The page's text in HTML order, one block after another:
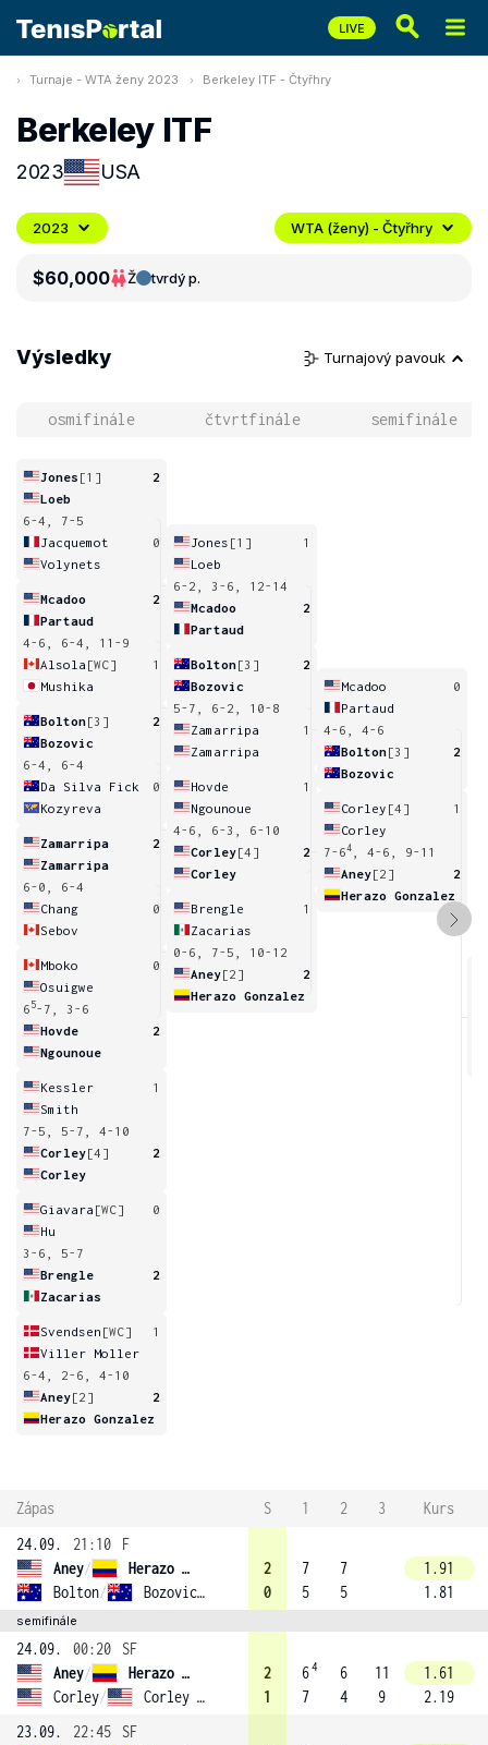
Turnaje - WTA ženy 2023 Berkeley ITF - Čtyřhry
Berkeley ITF
2023 USA
2023 WTA (ženy) - Čtyřhry
$60,000 Ž tvrdý p.
Výsledky Turnajový pavouk
osmifinále čtvrtfinále semifinále
Jones [1]
2
Loeb
6-4, 7-5
Jacquemot
0
Volynets
Mcadoo
2
Partaud
4-6, 6-4, 11-9
Alsola [WC]
1
Mushika
Bolton[3]
2
Bozovic
6-4, 6-4
Da Silva Fick
0
Kozyreva
Zamarripa
2
Zamarripa
6-0, 6-4
Chang
0
Sebov
Mboko
0
Osuigwe
6 5-7, 3-6
Hovde
2
Ngounoue
Kessler
1
Smith
7-5, 5-7, 4-10
Corley[4]
2
Corley
Giavara [WC]
0
Hu
3-6, 5-7
Brengle
2
Zacarias
Svendsen [WC]
1
Viller Moller
6-4, 2-6, 4-10
Aney[2]
2
Herazo Gonzalez
Jones [1]
1
Loeb
6-2, 3-6, 12-14
Mcadoo
2
Partaud
Bolton[3]
2
Bozovic
5-7, 6-2, 10-8
Zamarripa
1
Zamarripa
Hovde
1
Ngounoue
4-6, 6-3, 6-10
Corley[4]
2
Corley
Brengle
1
Zacarias
0-6, 7-5, 10-12
Aney[2]
2
Herazo Gonzalez
Mcadoo
0
Partaud
4-6, 4-6
Bolton[3]
2
Bozovic
Corley [4]
1
Corley
7-64
, 4-6, 9-11
Aney[2]
2
Herazo Gonzalez
Zápas S 1 2 3
Kurs
24.09.
21:10
F
Aney/
Herazo Gonzalez (2)
Bolton/ Bozovic (3)
2
0
7
5
7
5
1.91
1.81
semifinále
24.09. 00:20
SF
Aney/
Herazo Gonzalez (2)
Corley/ Corley (4)
2
1
64
7
6
4
11
9
1.61
2.19
23.09.
22:45
SF